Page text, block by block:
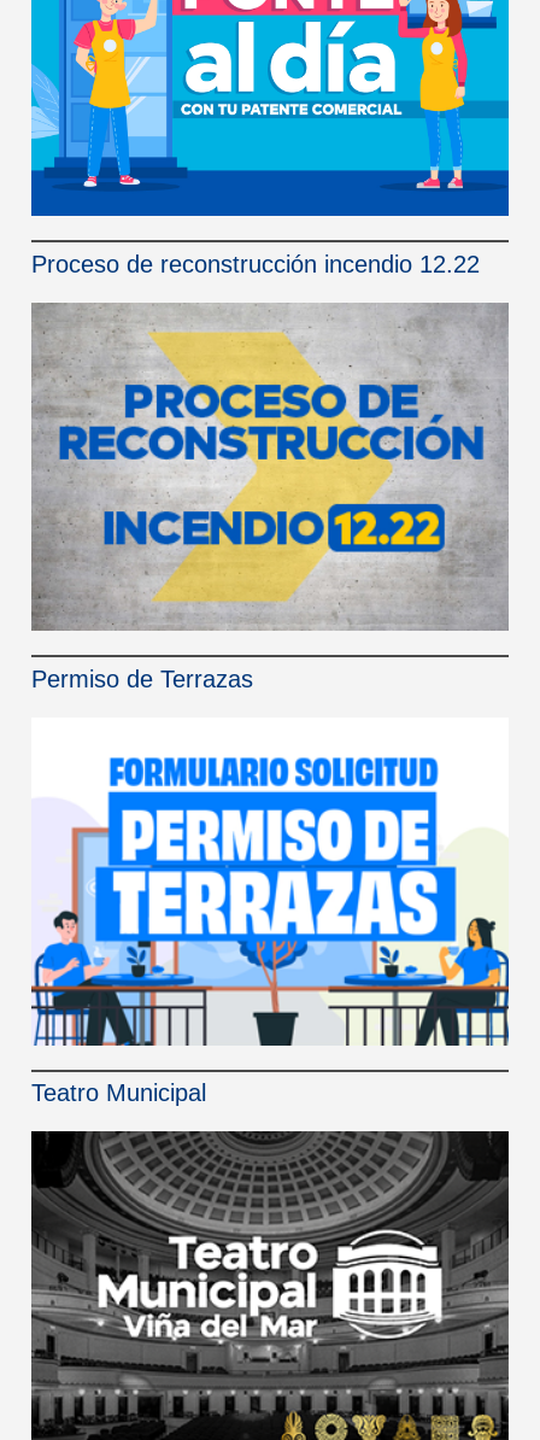
Proceso de reconstrucción incendio 12.22
Permiso de Terrazas
Teatro Municipal